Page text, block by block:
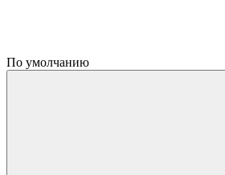
По умолчанию